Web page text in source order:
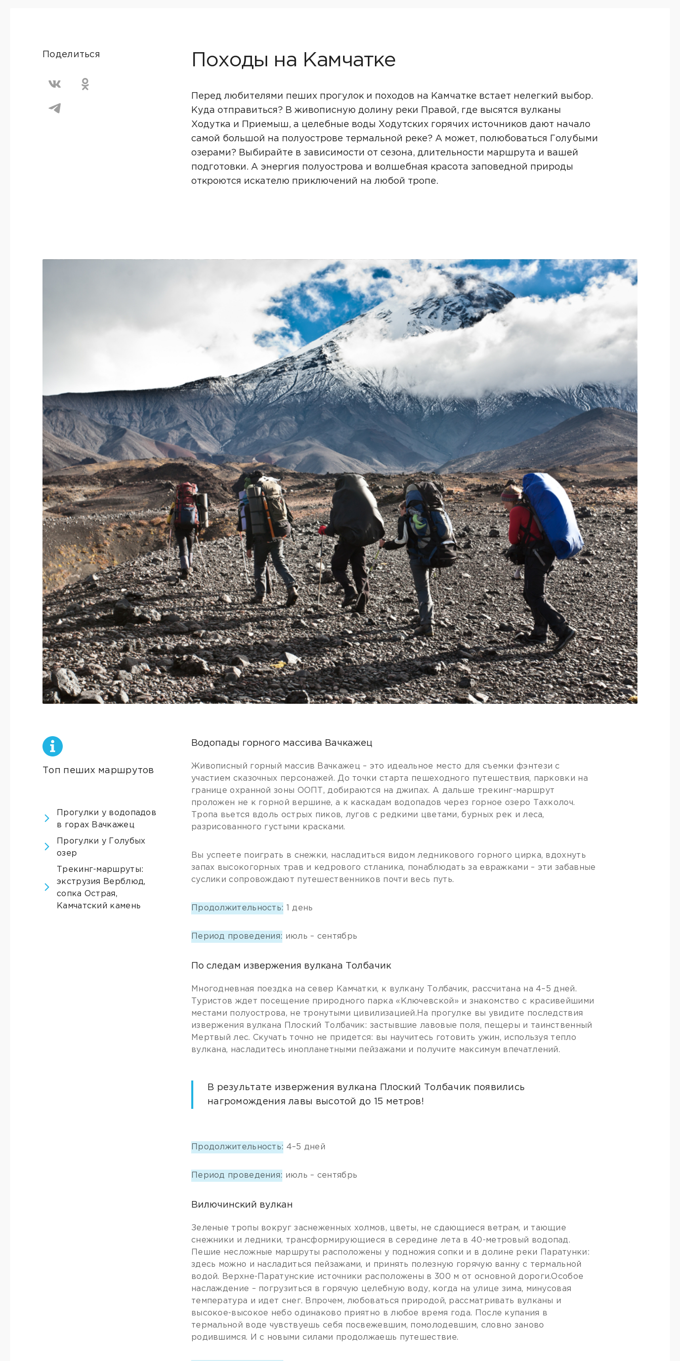
Поделиться Походы на Камчатке
Перед любителями пеших прогулок и походов на Камчатке встает нелегкий выбор.
Куда отправиться? В живописную долину реки Правой, где высятся вулканы
Ходутка и Приемыш, а целебные воды Ходутских горячих источников дают начало
самой большой на полуострове термальной реке? А может, полюбоваться Голубыми
озерами? Выбирайте в зависимости от сезона, длительности маршрута и вашей
подготовки. А энергия полуострова и волшебная красота заповедной природы
откроются искателю приключений на любой тропе.
Топ пеших маршрутов
Прогулки у водопадов
в горах Вачкажец
Прогулки у Голубых
озер
Трекинг-маршруты:
экструзия Верблюд,
сопка Острая,
Камчатский камень
Водопады горного массива Вачкажец
Живописный горный массив Вачкажец – это идеальное место для съемки фэнтези с
участием сказочных персонажей. До точки старта пешеходного путешествия, парковки на
границе охранной зоны ООПТ, добираются на джипах. А дальше трекинг-маршрут
проложен не к горной вершине, а к каскадам водопадов через горное озеро Тахколоч.
Тропа вьется вдоль острых пиков, лугов с редкими цветами, бурных рек и леса,
разрисованного густыми красками.
Вы успеете поиграть в снежки, насладиться видом ледникового горного цирка, вдохнуть
запах высокогорных трав и кедрового стланика, понаблюдать за евражками – эти забавные
суслики сопровождают путешественников почти весь путь.
Продолжительность: 1 день
Период проведения: июль – сентябрь
По следам извержения вулкана Толбачик
Многодневная поездка на север Камчатки, к вулкану Толбачик, рассчитана на 4–5 дней.
Туристов ждет посещение природного парка «Ключевской» и знакомство с красивейшими
местами полуострова, не тронутыми цивилизацией.На прогулке вы увидите последствия
извержения вулкана Плоский Толбачик: застывшие лавовые поля, пещеры и таинственный
Мертвый лес. Скучать точно не придется: вы научитесь готовить ужин, используя тепло
вулкана, насладитесь инопланетными пейзажами и получите максимум впечатлений.
В результате извержения вулкана Плоский Толбачик появились
нагромождения лавы высотой до 15 метров!
Продолжительность: 4–5 дней
Период проведения: июль – сентябрь
Вилючинский вулкан
Зеленые тропы вокруг заснеженных холмов, цветы, не сдающиеся ветрам, и тающие
снежники и ледники, трансформирующиеся в середине лета в 40-метровый водопад.
Пешие несложные маршруты расположены у подножия сопки и в долине реки Паратунки:
здесь можно и насладиться пейзажами, и принять полезную горячую ванну с термальной
водой. Верхне-Паратунские источники расположены в 300 м от основной дороги.Особое
наслаждение – погрузиться в горячую целебную воду, когда на улице зима, минусовая
температура и идет снег. Впрочем, любоваться природой, рассматривать вулканы и
высокое-высокое небо одинаково приятно в любое время года. После купания в
термальной воде чувствуешь себя посвежевшим, помолодевшим, словно заново
родившимся. И с новыми силами продолжаешь путешествие.